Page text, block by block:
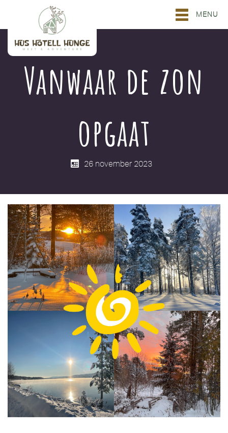
MENU
Vanwaar de zon
opgaat
26 november 2023